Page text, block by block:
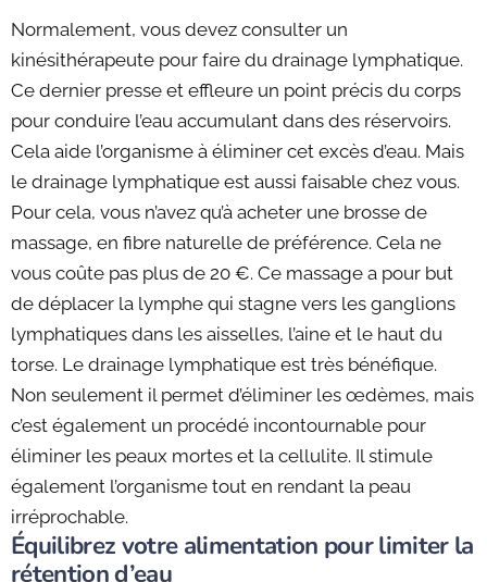
Normalement, vous devez consulter un
kinésithérapeute pour faire du drainage lymphatique.
Ce dernier presse et effleure un point précis du corps
pour conduire l’eau accumulant dans des réservoirs.
Cela aide l’organisme à éliminer cet excès d’eau. Mais
le drainage lymphatique est aussi faisable chez vous.
Pour cela, vous n’avez qu’à acheter une brosse de
massage, en fibre naturelle de préférence. Cela ne
vous coûte pas plus de 20 €. Ce massage a pour but
de déplacer la lymphe qui stagne vers les ganglions
lymphatiques dans les aisselles, l’aine et le haut du
torse. Le drainage lymphatique est très bénéfique.
Non seulement il permet d’éliminer les œdèmes, mais
c’est également un procédé incontournable pour
éliminer les peaux mortes et la cellulite. Il stimule
également l’organisme tout en rendant la peau
irréprochable.
Équilibrez votre alimentation pour limiter la
rétention d’eau